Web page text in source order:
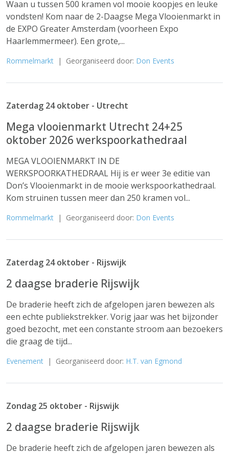
Waan u tussen 500 kramen vol mooie koopjes en leuke
vondsten! Kom naar de 2-Daagse Mega Vlooienmarkt in
de EXPO Greater Amsterdam (voorheen Expo
Haarlemmermeer). Een grote,...
Rommelmarkt | Georganiseerd door: Don Events
Zaterdag 24 oktober - Utrecht
Mega vlooienmarkt Utrecht 24+25
oktober 2026 werkspoorkathedraal
MEGA VLOOIENMARKT IN DE
WERKSPOORKATHEDRAAL Hij is er weer 3e editie van
Don’s Vlooienmarkt in de mooie werkspoorkathedraal.
Kom struinen tussen meer dan 250 kramen vol...
Rommelmarkt | Georganiseerd door: Don Events
Zaterdag 24 oktober - Rijswijk
2 daagse braderie Rijswijk
De braderie heeft zich de afgelopen jaren bewezen als
een echte publiekstrekker. Vorig jaar was het bijzonder
goed bezocht, met een constante stroom aan bezoekers
die graag de tijd...
Evenement | Georganiseerd door: H.T. van Egmond
Zondag 25 oktober - Rijswijk
2 daagse braderie Rijswijk
De braderie heeft zich de afgelopen jaren bewezen als